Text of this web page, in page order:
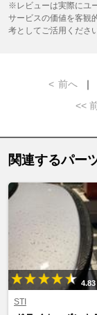
※レビューは実際にユ
サービスの価値を客観
考としてご活用ください
< 前へ ｜
<<
関連するパー
4.83
STI